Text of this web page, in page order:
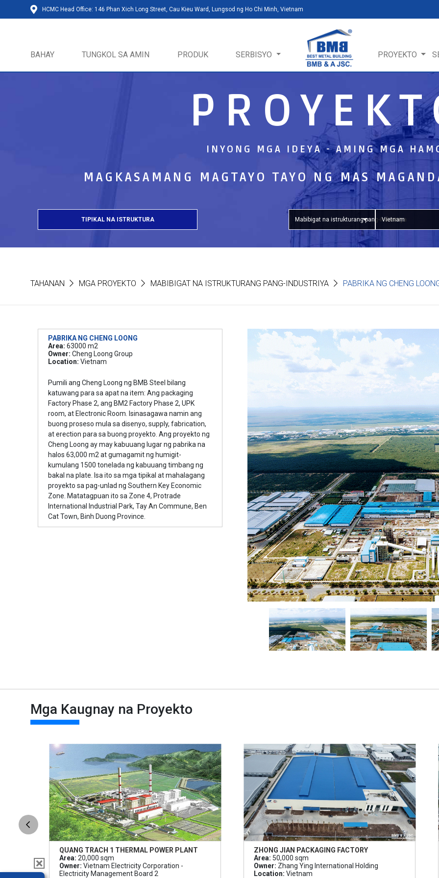
HCMC Head Office: 146 Phan Xich Long Street, Cau Kieu Ward, Lungsod ng Ho Chi Minh, Vietnam
BAHAY TUNGKOL SA AMIN PRODUK SERBISYO PROYEKTO
INYONG MGA IDEYA - AMING MGA
MAGKASAMANG MAGTAYO TAYO NG MAS
TIPIKAL NA ISTRUKTURA Mabibigat na istrukturang pang-industriya
Vietnam
TAHANAN MGA PROYEKTO MABIBIGAT NA ISTRUKTURANG PANG-INDUSTRIYA PABRIKA NG CHENG
PABRIKA NG CHENG LOONG
Area: 63000 m2
Owner: Cheng Loong Group
Location: Vietnam
Pumili ang Cheng Loong ng BMB Steel bilang
katuwang para sa apat na item: Ang packaging
Factory Phase 2, ang BM2 Factory Phase 2, UPK
room, at Electronic Room. Isinasagawa namin ang
buong proseso mula sa disenyo, supply, fabrication,
at erection para sa buong proyekto. Ang proyekto ng
Cheng Loong ay may kabuuang lugar ng pabrika na
halos 63,000 m2 at gumagamit ng humigit-
kumulang 1500 tonelada ng kabuuang timbang ng
bakal na plate. Isa ito sa mga tipikal at mahalagang
proyekto sa pag-unlad ng Southern Key Economic
Zone. Matatagpuan ito sa Zone 4, Protrade
International Industrial Park, Tay An Commune, Ben
Cat Town, Binh Duong Province.
Mga Kaugnay na Proyekto
QUANG TRACH 1 THERMAL POWER PLANT
Area: 20,000 sqm
Owner: Vietnam Electricity Corporation -
Electricity Management Board 2
ZHONG JIAN PACKAGING FACTORY
Area: 50,000 sqm
Owner: Zhang Ying International Holding
Location: Vietnam